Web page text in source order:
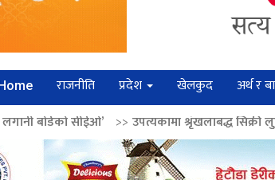
राजनीति प्रदेश खेलकुद अर्थ र
>>उपत्यकामा श्रृंखलाबद्ध सिक्री लुट्ने ‘कर्मा समूह’का